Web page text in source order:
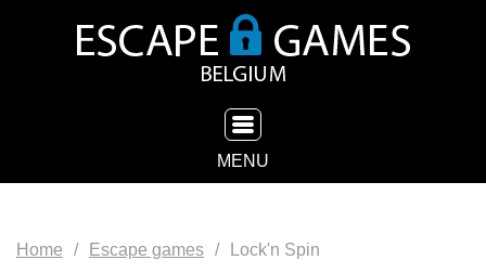
TOGGLE NAVIGATION
MENU
Home Escape games Lock'n Spin